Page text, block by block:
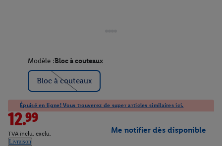
Modèle :Bloc à couteaux
Bloc à couteaux
Épuisé en ligne! Vous trouverez de super articles similaires ici.
12.99
TVA inclu. exclu.
Livraison
Me notifier dès disponible